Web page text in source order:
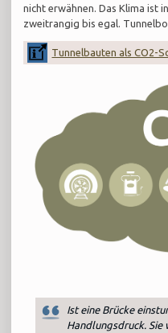
nicht erwähnen. Das Klima ist
zweitrangig bis egal.
Tunnelbauten als CO2-
Ist eine Brücke
Handlungsdruck.